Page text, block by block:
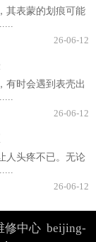
其表蒙的划痕可能
26-06-12
有时会遇到表壳出
26-06-12
人头疼不已。无论
26-06-12
修中心 beijing-